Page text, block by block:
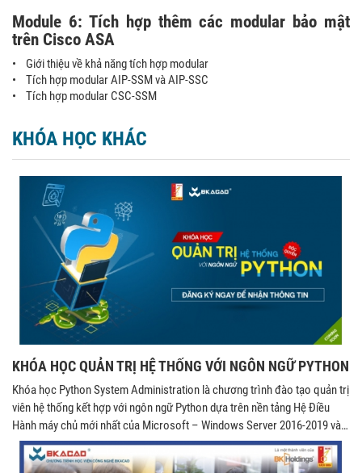
Module 6: Tích hợp thêm các modular bảo mật
trên Cisco ASA
• Giới thiệu về khả năng tích hợp modular
• Tích hợp modular AIP-SSM và AIP-SSC
• Tích hợp modular CSC-SSM
KHÓA HỌC KHÁC
KHÓA HỌC QUẢN TRỊ HỆ THỐNG VỚI NGÔN NGỮ PYTHON
Khóa học Python System Administration là chương trình đào tạo quản trị
viên hệ thống kết hợp với ngôn ngữ Python dựa trên nền tảng Hệ Điều
Hành máy chủ mới nhất của Microsoft – Windows Server 2016-2019 và
Linux. Sau khi kết thúc khóa học, học viên có thể triển khai, quản trị các
công cụ và dịch vụ trên 2 hệ điều hành kết hợp hợp với ngôn ngữ Python.